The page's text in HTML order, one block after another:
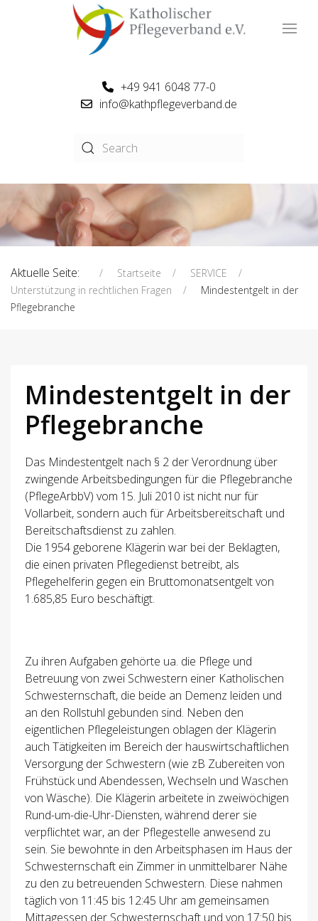
+49 941 6048 77-0
info@kathpflegeverband.de
Aktuelle Seite: Startseite
SERVICE
Unterstützung in rechtlichen Fragen
Mindestentgelt in der
Pflegebranche
Mindestentgelt in der
Pflegebranche
Das Mindestentgelt nach § 2 der Verordnung über
zwingende Arbeitsbedingungen für die Pflegebranche
(PflegeArbbV) vom 15. Juli 2010 ist nicht nur für
Vollarbeit, sondern auch für Arbeitsbereitschaft und
Bereitschaftsdienst zu zahlen.
Die 1954 geborene Klägerin war bei der Beklagten,
die einen privaten Pflegedienst betreibt, als
Pflegehelferin gegen ein Bruttomonatsentgelt von
1.685,85 Euro beschäftigt.
Zu ihren Aufgaben gehörte ua. die Pflege und
Betreuung von zwei Schwestern einer Katholischen
Schwesternschaft, die beide an Demenz leiden und
an den Rollstuhl gebunden sind. Neben den
eigentlichen Pflegeleistungen oblagen der Klägerin
auch Tätigkeiten im Bereich der hauswirtschaftlichen
Versorgung der Schwestern (wie zB Zubereiten von
Frühstück und Abendessen, Wechseln und Waschen
von Wäsche). Die Klägerin arbeitete in zweiwöchigen
Rund-um-die-Uhr-Diensten, während derer sie
verpflichtet war, an der Pflegestelle anwesend zu
sein. Sie bewohnte in den Arbeitsphasen im Haus der
Schwesternschaft ein Zimmer in unmittelbarer Nähe
zu den zu betreuenden Schwestern. Diese nahmen
täglich von 11:45 bis 12:45 Uhr am gemeinsamen
Mittagessen der Schwesternschaft und von 17:50 bis